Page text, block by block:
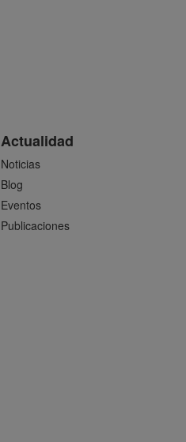
Actualidad
Noticias
Blog
Eventos
Publicaciones